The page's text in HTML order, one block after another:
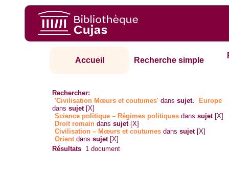
Accueil Recherche simple
Rechercher:
'Civilisation Mœurs et coutumes' danssujet.
Europe
danssujet [X]
Science politique – Régimes politiques danssujet [X]
Droit romain danssujet [X]
Civilisation – Mœurs et coutumes danssujet [X]
Orientdanssujet [X]
Résultats 1 document